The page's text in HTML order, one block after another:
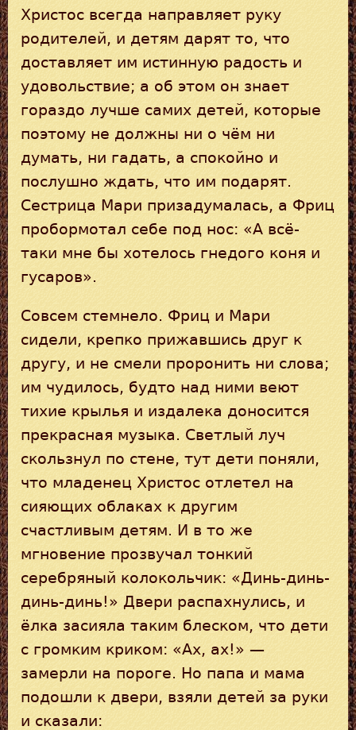
Христос всегда направляет руку
родителей, и детям дарят то, что
доставляет им истинную радость и
удовольствие; а об этом он знает
гораздо лучше самих детей, которые
поэтому не должны ни о чём ни
думать, ни гадать, а спокойно и
послушно ждать, что им подарят.
Сестрица Мари призадумалась, а Фриц
пробормотал себе под нос: «А всё-
таки мне бы хотелось гнедого коня и
гусаров».
Совсем стемнело. Фриц и Мари
сидели, крепко прижавшись друг к
другу, и не смели проронить ни слова;
им чудилось, будто над ними веют
тихие крылья и издалека доносится
прекрасная музыка. Светлый луч
скользнул по стене, тут дети поняли,
что младенец Христос отлетел на
сияющих облаках к другим
счастливым детям. И в то же
мгновение прозвучал тонкий
серебряный колокольчик: «Динь-динь-
динь-динь!» Двери распахнулись, и
ёлка засияла таким блеском, что дети
с громким криком: «Ax, ax!» —
замерли на пороге. Но папа и мама
подошли к двери, взяли детей за руки
и сказали: